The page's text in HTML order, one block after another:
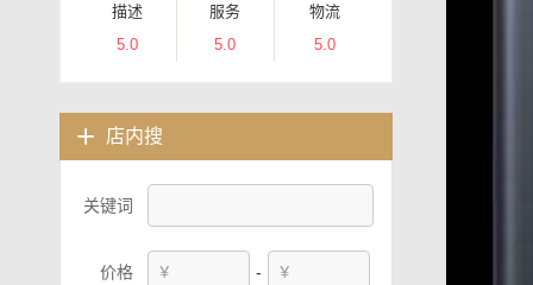
描述
5.0
服务
5.0
物流
5.0
店内搜
关键词
价格 -